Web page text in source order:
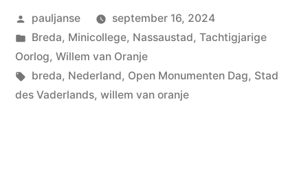
Geplaatst
door
pauljanse
september 16, 2024
Geplaatst
in
Breda, Minicollege, Nassaustad, Tachtigjarige
Oorlog, Willem van Oranje
Tags:
breda, Nederland, Open Monumenten Dag, Stad
des Vaderlands, willem van oranje